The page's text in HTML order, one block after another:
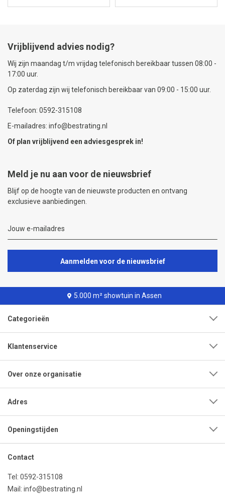
Vrijblijvend advies nodig?
Wij zijn maandag t/m vrijdag telefonisch bereikbaar tussen 08:00 -
17:00 uur.
Op zaterdag zijn wij telefonisch bereikbaar van 09:00 - 15:00 uur.
Telefoon: 0592-315108
E-mailadres: info@bestrating.nl
Of plan vrijblijvend een adviesgesprek in!
Meld je nu aan voor de nieuwsbrief
Blijf op de hoogte van de nieuwste producten en ontvang
exclusieve aanbiedingen.
Aanmelden voor de nieuwsbrief
5.000 m² showtuin in Assen
Categorieën
Klantenservice
Over onze organisatie
Adres
Openingstijden
Contact
Tel: 0592-315108
Mail: info@bestrating.nl